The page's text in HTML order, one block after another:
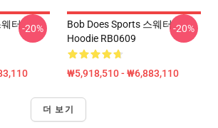
터-20%
Bob Does Sports 스웨터
Hoodie RB0609
₩5,918,510 - ₩6,883,110
-20%
더 보기